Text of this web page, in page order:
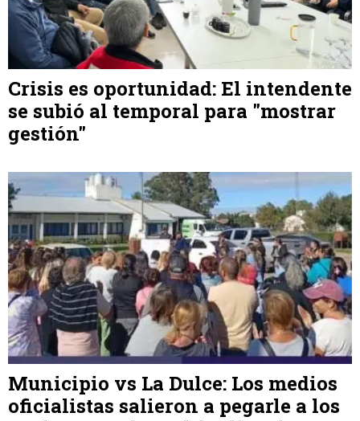
Crisis es oportunidad: El intendente
se subió al temporal para "mostrar
gestión"
Municipio vs La Dulce: Los medios
oficialistas salieron a pegarle a los